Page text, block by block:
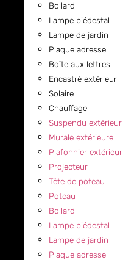
Bollard
Lampe piédestal
Lampe de jardin
Plaque adresse
Boîte aux lettres
Encastré extérieur
Solaire
Chauffage
Suspendu extérieur
Murale extérieure
Plafonnier extérieur
Projecteur
Tête de poteau
Poteau
Bollard
Lampe piédestal
Lampe de jardin
Plaque adresse